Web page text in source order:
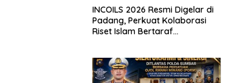
INCOILS 2026 Resmi Digelar di
Padang, Perkuat Kolaborasi
Riset Islam Bertaraf